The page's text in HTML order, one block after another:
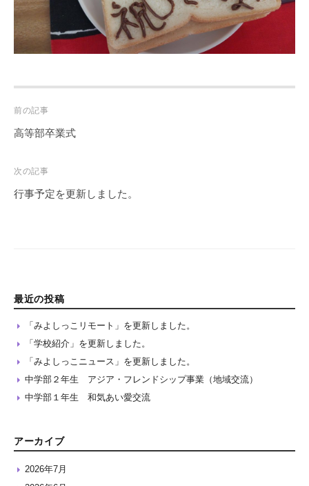
Post
navigation
前の記事
高等部卒業式
次の記事
行事予定を更新しました。
最近の投稿
「みよしっこリモート」を更新しました。
「学校紹介」を更新しました。
「みよしっこニュース」を更新しました。
中学部２年生 アジア・フレンドシップ事業（地域交流）
中学部１年生 和気あい愛交流
アーカイブ
2026年7月